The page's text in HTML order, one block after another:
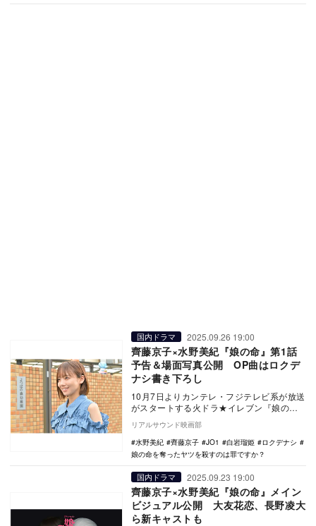
国内ドラマ 2025.09.26 19:00
齊藤京子×水野美紀『娘の命』第1話
予告＆場面写真公開 OP曲はロクデ
ナシ書き下ろし
10月7日よりカンテレ・フジテレビ系が放送
がスタートする火ドラ★イレブン『娘の命
を奪ったヤツを殺すのは罪ですか？』のオ
ープニング…
リアルサウンド映画部
水野美紀
齊藤京子 JO1 白岩瑠姫
ロクデナシ
娘の命を奪ったヤツを殺すのは罪ですか？
国内ドラマ 2025.09.23 19:00
齊藤京子×水野美紀『娘の命』メイン
ビジュアル公開 大友花恋、長野凌大
ら新キャストも